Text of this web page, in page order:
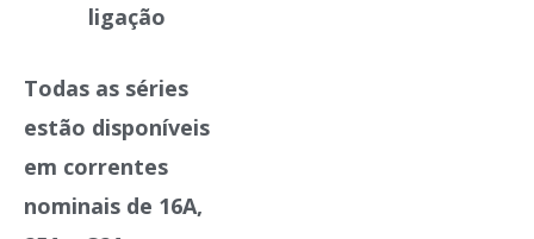
ligação
Todas as séries
estão disponíveis
em correntes
nominais de 16A,